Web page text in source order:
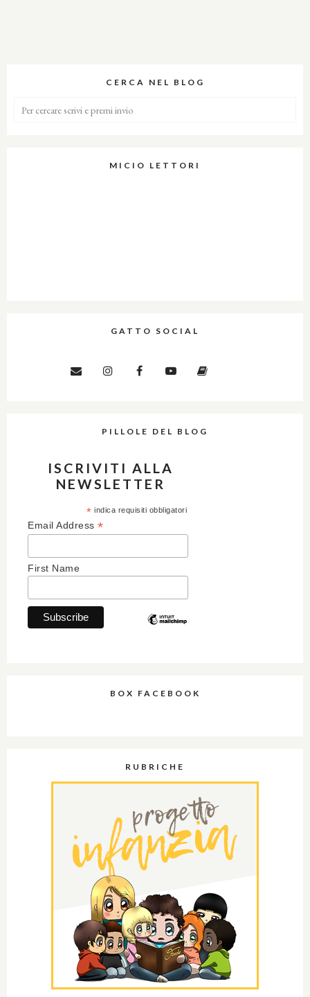
CERCA NEL BLOG
MICIO LETTORI
GATTO SOCIAL
PILLOLE DEL BLOG
ISCRIVITI ALLA
NEWSLETTER
* indica requisiti obbligatori
Email Address *
First Name
BOX FACEBOOK
RUBRICHE